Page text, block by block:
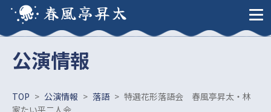
春風亭昇太
公演情報
TOP > 公演情報 > 落語 > 特選花形落語会 春風亭昇太・林
家たい平二人会